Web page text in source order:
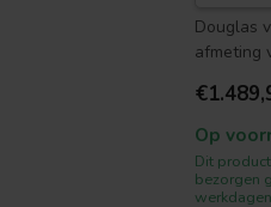
Douglas
afmeting
Op
Dit
bezorgen